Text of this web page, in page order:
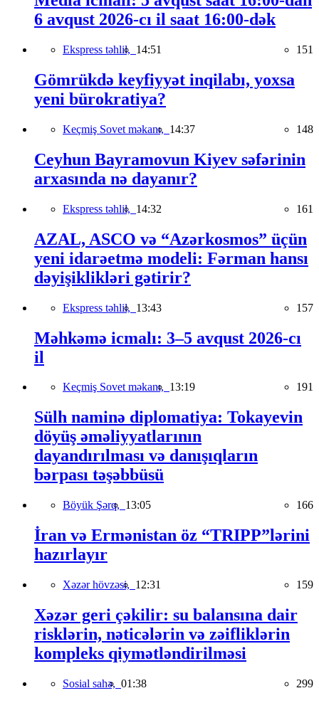
6 avqust 2026-cı il saat 16:00-dək
Ekspress təhlil, 14:51 151
Gömrükdə keyfiyyət inqilabı, yoxsa
yeni bürokratiya?
Keçmiş Sovet məkanı, 14:37 148
Ceyhun Bayramovun Kiyev səfərinin
arxasında nə dayanır?
Ekspress təhlil, 14:32 161
AZAL, ASCO və “Azərkosmos” üçün
yeni idarəetmə modeli: Fərman hansı
dəyişiklikləri gətirir?
Ekspress təhlil, 13:43 157
Məhkəmə icmalı: 3–5 avqust 2026-cı
il
Keçmiş Sovet məkanı, 13:19 191
Sülh naminə diplomatiya: Tokayevin
döyüş əməliyyatlarının
dayandırılması və danışıqların
bərpası təşəbbüsü
Böyük Şərq, 13:05 166
İran və Ermənistan öz “TRIPP”lərini
hazırlayır
Xəzər hövzəsi, 12:31 159
Xəzər geri çəkilir: su balansına dair
risklərin, nəticələrin və zəifliklərin
kompleks qiymətləndirilməsi
Sosial sahə, 01:38 299